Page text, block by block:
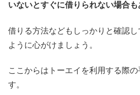
いないとすぐに借りられない場合も
借りる方法などもしっかりと確認
ように心がけましょう。
ここからはトーエイを利用する際
す。